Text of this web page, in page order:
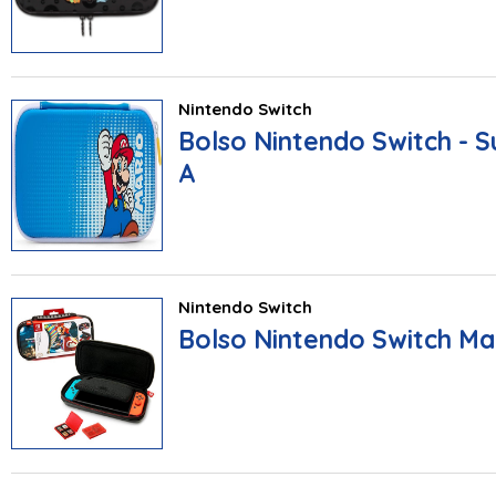
Nintendo Switch
Bolso Nintendo Switch -
A
Nintendo Switch
Bolso Nintendo Switch